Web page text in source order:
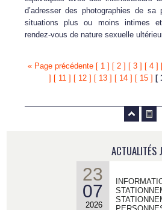
d’adresser des photographies de sa
situations plus ou moins intimes
rendez-vous de nature sexuelle
« Page précédente [ 1 ] [ 2 ] [ 3 ] [ 4 ]
] [ 11 ] [ 12 ] [ 13 ] [ 14 ] [ 15 ] [
ACTUALITÉS
23
07
2026